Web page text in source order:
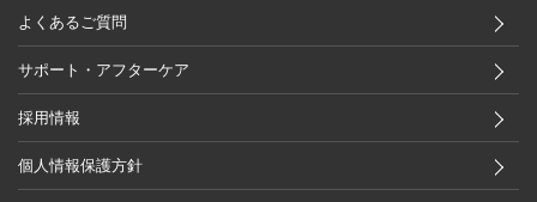
よくあるご質問
サポート・アフターケア
採用情報
個人情報保護方針